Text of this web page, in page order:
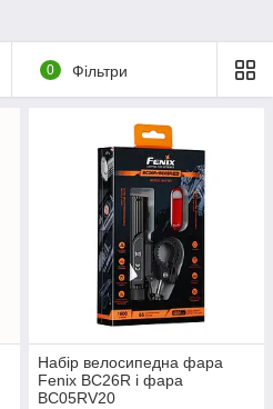
0 Фільтри
Набір велосипедна фара
Fenix BC26R і фара
BC05RV20